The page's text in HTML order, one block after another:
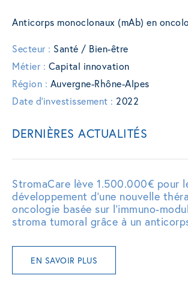
Anticorps monoclonaux (mAb) en
Secteur : Santé / Bien-être
Métier : Capital innovation
Région : Auvergne-Rhône-Alpes
Date d'investissement : 2022
DERNIÈRES ACTUALITÉS
StromaCare lève 1.500.000€ pour
développement d’une nouvelle
oncologie basée sur l’immuno-
stroma tumoral grâce à un
EN SAVOIR PLUS